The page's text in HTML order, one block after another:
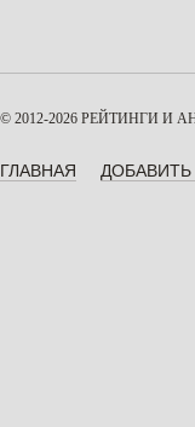
© 2012-2026 РЕЙТИНГИ И
ГЛАВНАЯ